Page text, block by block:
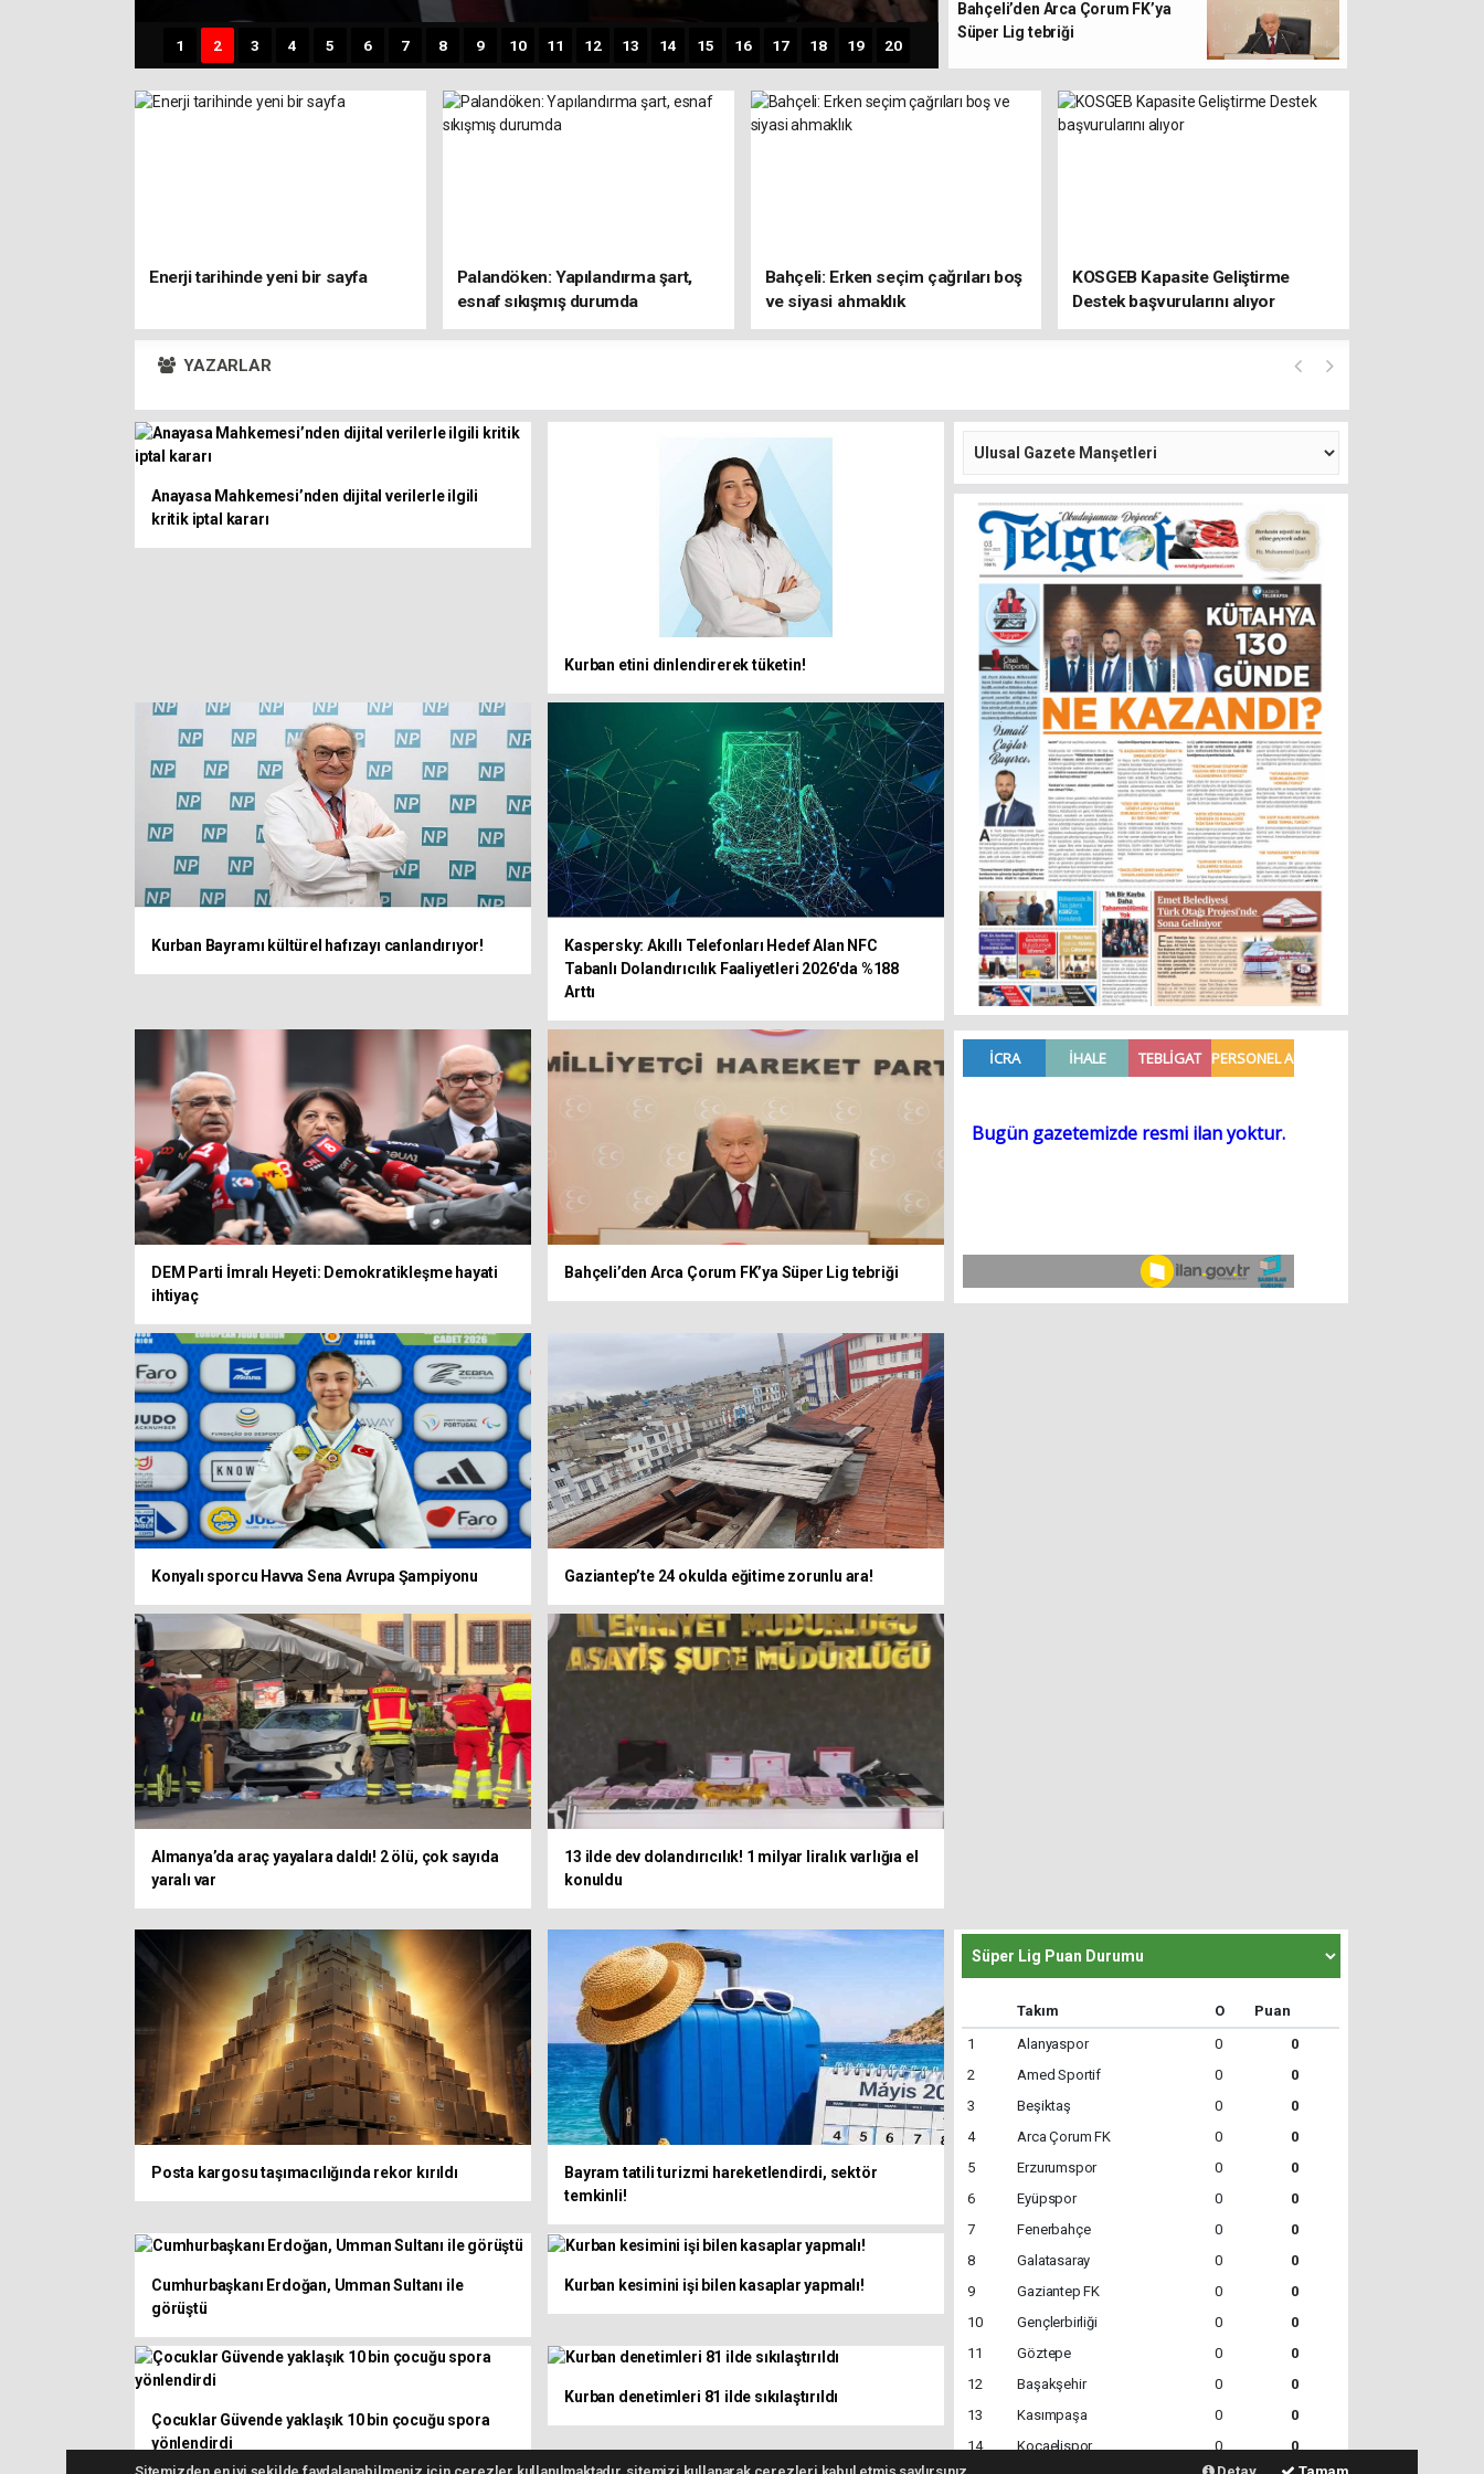
1 2 3 4 5 6 7 8 9 10 11 12 13 14 15 16 17 18 19 20
Bahçeli’den Arca Çorum FK’ya
Süper Lig tebriği
Enerji tarihinde yeni bir sayfa
Palandöken: Yapılandırma şart,
esnaf sıkışmış durumda
Bahçeli: Erken seçim çağrıları boş
ve siyasi ahmaklık
KOSGEB Kapasite Geliştirme
Destek başvurularını alıyor
YAZARLAR
Anayasa Mahkemesi’nden dijital verilerle ilgili
kritik iptal kararı
Kurban etini dinlendirerek tüketin!
Kurban Bayramı kültürel hafızayı canlandırıyor!
Kaspersky: Akıllı Telefonları Hedef Alan NFC
Tabanlı Dolandırıcılık Faaliyetleri 2026'da %188
Arttı
DEM Parti İmralı Heyeti: Demokratikleşme hayati
ihtiyaç
Bahçeli’den Arca Çorum FK’ya Süper Lig tebriği
Konyalı sporcu Havva Sena Avrupa Şampiyonu Gaziantep’te 24 okulda eğitime zorunlu ara!
Almanya’da araç yayalara daldı! 2 ölü, çok sayıda
yaralı var
13 ilde dev dolandırıcılık! 1 milyar liralık varlığıa el
konuldu
Posta kargosu taşımacılığında rekor kırıldı
Bayram tatili turizmi hareketlendirdi, sektör
temkinli!
Cumhurbaşkanı Erdoğan, Umman Sultanı ile
görüştü
Kurban kesimini işi bilen kasaplar yapmalı!
Çocuklar Güvende yaklaşık 10 bin çocuğu spora
yönlendirdi
Kurban denetimleri 81 ilde sıkılaştırıldı
Takım O
Puan
1
Alanyaspor 0
0
2
Amed Sportif 0
0
3
Beşiktaş 0
0
4
Arca Çorum FK 0
0
5
Erzurumspor 0
0
6
Eyüpspor 0
0
7
Fenerbahçe 0
0
8
Galatasaray 0
0
9
Gaziantep FK 0
0
10
Gençlerbirliği 0
0
11
Göztepe 0
0
12
Başakşehir 0
0
13
Kasımpaşa 0
0
14
Kocaelispor 0
0